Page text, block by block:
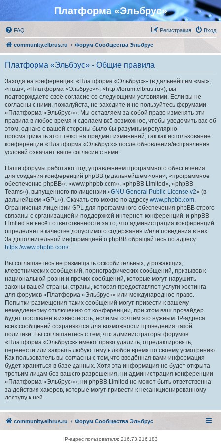
Платформа «Эльбрус»
FAQ Вход
Регистрация
community.elbrus.ru Форум Сообщества Эльбрус
Платформа «Эльбрус» - Общие правила
Заходя на конференцию «Платформа «Эльбрус»» (в дальнейшем «мы»,
«наш», «Платформа «Эльбрус»», «http://forum.elbrus.ru»), вы
подтверждаете своё согласие со следующими условиями. Если вы не
согласны с ними, пожалуйста, не заходите и не пользуйтесь форумами
«Платформа «Эльбрус»». Мы оставляем за собой право изменять эти
правила в любое время и сделаем всё возможное, чтобы уведомить вас об
этом, однако с вашей стороны было бы разумным регулярно
просматривать этот текст на предмет изменений, так как использование
конференции «Платформа «Эльбрус»» после обновления/исправления
условий означает ваше согласие с ними.
Наши форумы работают под управлением программного обеспечения
для создания конференций phpBB (в дальнейшем «они», «программное
обеспечение phpBB», «www.phpbb.com», «phpBB Limited», «phpBB
Teams»), выпущенного по лицензии «GNU General Public License v2» (в
дальнейшем «GPL»). Скачать его можно по адресу www.phpbb.com.
Ограничения лицензии GPL для программного обеспечения phpBB строго
связаны с организацией и поддержкой интернет-конференций, и phpBB
Limited не несёт ответственности за то, что администрация конференций
определяет в качестве допустимого содержания и/или поведения в них.
За дополнительной информацией о phpBB обращайтесь по адресу
https://www.phpbb.com/.
Вы соглашаетесь не размещать оскорбительных, угрожающих,
клеветнических сообщений, порнографических сообщений, призывов к
национальной розни и прочих сообщений, которые могут нарушить
законы вашей страны, страны, которая предоставляет услуги хостинга
для форумов «Платформа «Эльбрус»» или международное право.
Попытки размещения таких сообщений могут привести к вашему
немедленному отключению от конференции, при этом ваш провайдер
будет поставлен в известность, если мы сочтём это нужным. IP-адреса
всех сообщений сохраняются для возможности проведения такой
политики. Вы соглашаетесь с тем, что администраторы форумов
«Платформа «Эльбрус»» имеют право удалить, отредактировать,
перенести или закрыть любую тему в любое время по своему усмотрению.
Как пользователь вы согласны с тем, что введённая вами информация
будет храниться в базе данных. Хотя эта информация не будет открыта
третьим лицам без вашего разрешения, ни администрация конференции
«Платформа «Эльбрус»», ни phpBB Limited не может быть ответственна
за действия хакеров, которые могут привести к несанкционированному
доступу к ней.
community.elbrus.ru Форум Сообщества Эльбрус
IP-адрес пользователя: 216.73.216.183